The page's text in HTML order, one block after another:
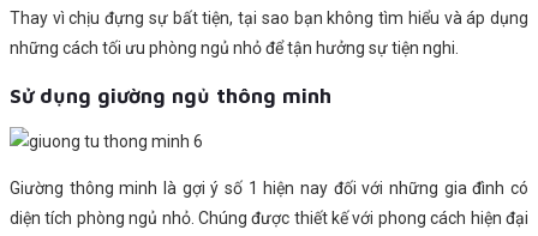
Thay vì chịu đựng sự bất tiện, tại sao bạn không tìm hiểu và áp dụng
những cách tối ưu phòng ngủ nhỏ để tận hưởng sự tiện nghi.
Sử dụng giường ngủ thông minh
Giường thông minh là gợi ý số 1 hiện nay đối với những gia đình có
diện tích phòng ngủ nhỏ. Chúng được thiết kế với phong cách hiện đại